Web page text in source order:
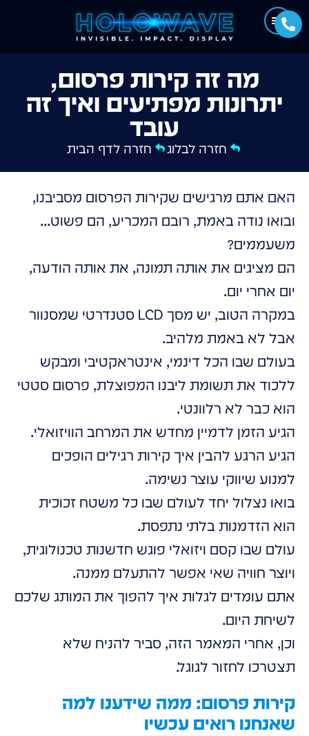
מה זה קירות פרסום,
יתרונות מפתיעים ואיך זה
עובד
חזרה לבלוג חזרה לדף הבית
האם אתם מרגישים שקירות הפרסום מסביבנו,
ובואו נודה באמת, רובם המכריע, הם פשוט...
משעממים?
הם מציגים את אותה תמונה, את אותה הודעה,
יום אחרי יום.
במקרה הטוב, יש מסך LCD סטנדרטי שמסנוור
אבל לא באמת מלהיב.
בעולם שבו הכל דינמי, אינטראקטיבי ומבקש
ללכוד את תשומת ליבנו המפוצלת, פרסום סטטי
הוא כבר לא רלוונטי.
הגיע הזמן לדמיין מחדש את המרחב הוויזואלי.
הגיע הרגע להבין איך קירות רגילים הופכים
למנוע שיווקי עוצר נשימה.
בואו נצלול יחד לעולם שבו כל משטח זכוכית
הוא הזדמנות בלתי נתפסת.
עולם שבו קסם ויזואלי פוגש חדשנות טכנולוגית,
ויוצר חוויה שאי אפשר להתעלם ממנה.
אתם עומדים לגלות איך להפוך את המותג שלכם
לשיחת היום.
וכן, אחרי המאמר הזה, סביר להניח שלא
תצטרכו לחזור לגוגל.
קירות פרסום: ממה שידענו למה
שאנחנו רואים עכשיו